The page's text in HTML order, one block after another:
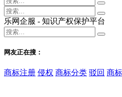
乐网企服 - 知识产权保护平台
网友正在搜：
商标注册 侵权 商标分类 驳回 商